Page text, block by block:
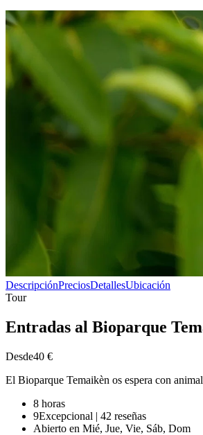
DescripciónPreciosDetallesUbicación
Tour
Entradas al Bioparque
Desde40 €
El Bioparque Temaikèn os espera con
8 horas
9Excepcional | 42 reseñas
Abierto en Mié, Jue, Vie, Sáb, Dom